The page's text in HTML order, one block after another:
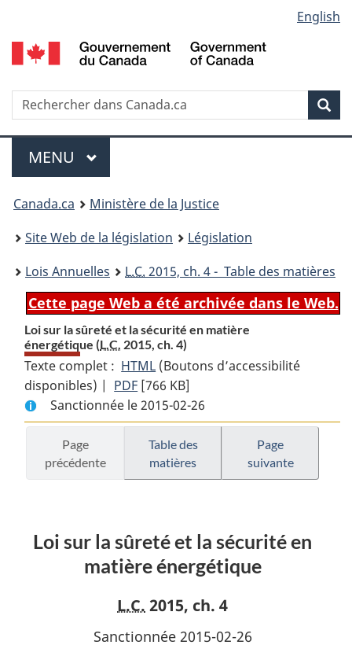
au
contenu
propos
de
la
HTML
simplifiée
selection
English
Recherche
Menu
MENU PRINCIPAL
You
are
here:
Canada.ca
Ministère de la Justice
Site Web de la législation
Législation
Lois Annuelles
L.C. 2015, ch. 4 - Table des matières
Cette page Web a été archivée dans le Web.
Loi sur la sûreté et la sécurité en matière
énergétique (L.C. 2015, ch. 4)
Texte complet : HTML Texte
complet
:
Loi
sur
la
sûreté
sécurité
en
matière
énergétique
(Boutons d’accessibilité
disponibles) | PDF Texte
complet
:
Loi
sur
la
la
sécurité
matière
[766 KB]
Sanctionnée le 2015-02-26
Page
précédente
Table des
matières
Page
suivante
Loi sur la sûreté et la sécurité en
matière énergétique
L.C. 2015, ch. 4
Sanctionnée 2015-02-26